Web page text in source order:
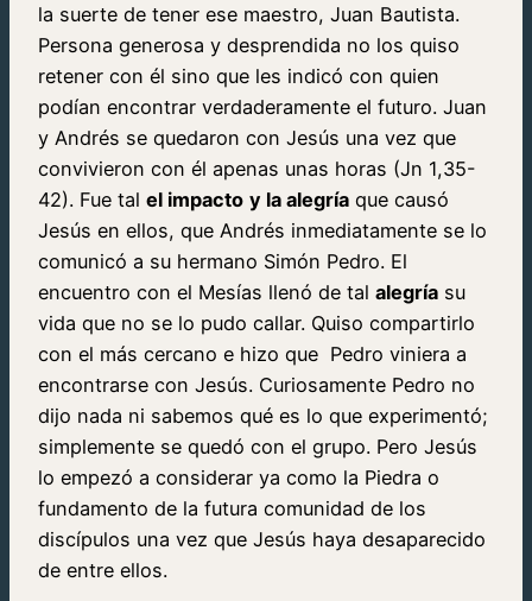
la suerte de tener ese maestro, Juan Bautista.
Persona generosa y desprendida no los quiso
retener con él sino que les indicó con quien
podían encontrar verdaderamente el futuro. Juan
y Andrés se quedaron con Jesús una vez que
convivieron con él apenas unas horas (Jn 1,35-
42). Fue tal el impacto y la alegría que causó
Jesús en ellos, que Andrés inmediatamente se lo
comunicó a su hermano Simón Pedro. El
encuentro con el Mesías llenó de tal alegría su
vida que no se lo pudo callar. Quiso compartirlo
con el más cercano e hizo que Pedro viniera a
encontrarse con Jesús. Curiosamente Pedro no
dijo nada ni sabemos qué es lo que experimentó;
simplemente se quedó con el grupo. Pero Jesús
lo empezó a considerar ya como la Piedra o
fundamento de la futura comunidad de los
discípulos una vez que Jesús haya desaparecido
de entre ellos.